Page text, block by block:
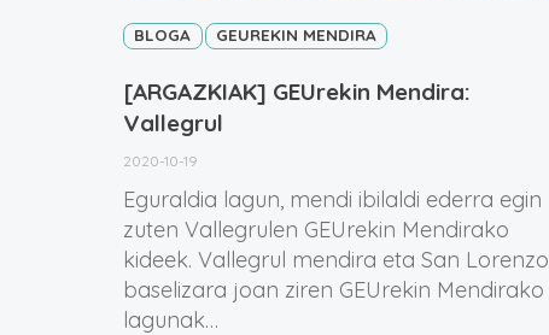
BLOGA GEUREKIN MENDIRA
[ARGAZKIAK] GEUrekin Mendira:
Vallegrul
2020-10-19
Eguraldia lagun, mendi ibilaldi ederra egin
zuten Vallegrulen GEUrekin Mendirako
kideek. Vallegrul mendira eta San Lorenzo
baselizara joan ziren GEUrekin Mendirako
lagunak…